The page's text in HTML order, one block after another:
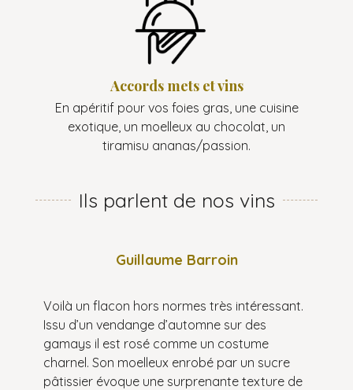
Accords mets et vins
En apéritif pour vos foies gras, une cuisine
exotique, un moelleux au chocolat, un
tiramisu ananas/passion.
Ils parlent de nos vins
Guillaume Barroin
Voilà un flacon hors normes très intéressant.
Issu d’un vendange d’automne sur des
gamays il est rosé comme un costume
charnel. Son moelleux enrobé par un sucre
pâtissier évoque une surprenante texture de